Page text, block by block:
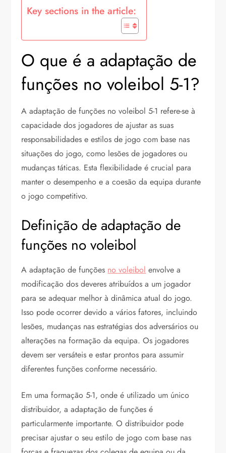
Key sections in the article:
O que é a adaptação de
funções no voleibol 5-1?
A adaptação de funções no voleibol 5-1 refere-se à
capacidade dos jogadores de ajustar as suas
responsabilidades e estilos de jogo com base nas
situações do jogo, como lesões de jogadores ou
mudanças táticas. Esta flexibilidade é crucial para
manter o desempenho e a coesão da equipa durante
o jogo competitivo.
Definição de adaptação de
funções no voleibol
A adaptação de funções no voleibol envolve a
modificação dos deveres atribuídos a um jogador
para se adequar melhor à dinâmica atual do jogo.
Isso pode ocorrer devido a vários fatores, incluindo
lesões, mudanças nas estratégias dos adversários ou
alterações na formação da equipa. Os jogadores
devem ser versáteis e estar prontos para assumir
diferentes funções conforme necessário.
Em uma formação 5-1, onde é utilizado um único
distribuidor, a adaptação de funções é
particularmente importante. O distribuidor pode
precisar ajustar o seu estilo de jogo com base nas